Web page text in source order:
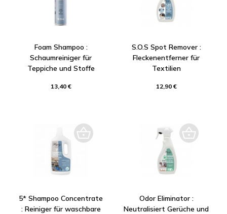
Foam Shampoo :
Schaumreiniger für
Teppiche und Stoffe
13,40 €
S.O.S Spot Remover :
Fleckenentferner für
Textilien
12,90 €
5* Shampoo Concentrate
: Reiniger für waschbare
Odor Eliminator :
Neutralisiert Gerüche und